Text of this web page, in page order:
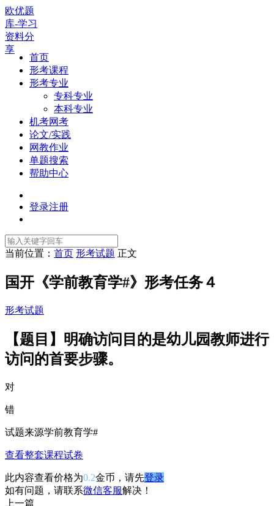
欧优题
库-学习
资料分
享
首页
形考课程
形考专业
专科专业
本科专业
机考网考
论文/实践
网教作业
单题搜索
帮助中心
登录注册
当前位置： 首页 形考试题 正文
国开《学前教育学#》形考任务４
形考试题
【题目】明确访问目的是幼儿园教师进行
访问的首要步骤。
对
错
试题来源学前教育学#
查看整套课程试卷
此内容查看价格为0.2金币，请先登录
如有问题，请联系微信客服解决！
上一篇